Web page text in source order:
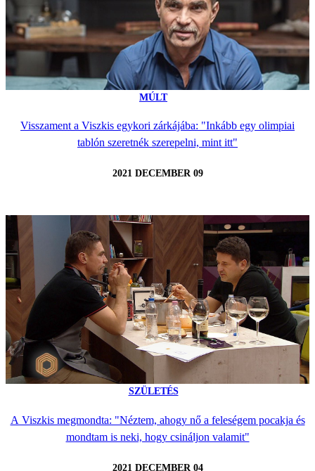
MÚLT
Visszament a Viszkis egykori zárkájába: "Inkább egy olimpiai
tablón szeretnék szerepelni, mint itt"
2021 DECEMBER 09
SZÜLETÉS
A Viszkis megmondta: "Néztem, ahogy nő a feleségem pocakja és
mondtam is neki, hogy csináljon valamit"
2021 DECEMBER 04